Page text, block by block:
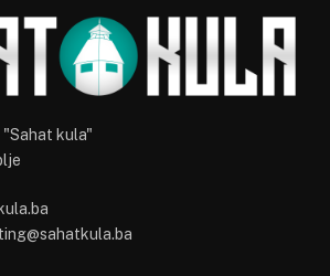
"Sahat kula"